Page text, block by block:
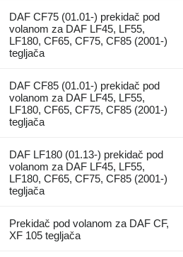
DAF CF75 (01.01-) prekidač pod
volanom za DAF LF45, LF55,
LF180, CF65, CF75, CF85 (2001-)
tegljača
DAF CF85 (01.01-) prekidač pod
volanom za DAF LF45, LF55,
LF180, CF65, CF75, CF85 (2001-)
tegljača
DAF LF180 (01.13-) prekidač pod
volanom za DAF LF45, LF55,
LF180, CF65, CF75, CF85 (2001-)
tegljača
Prekidač pod volanom za DAF CF,
XF 105 tegljača